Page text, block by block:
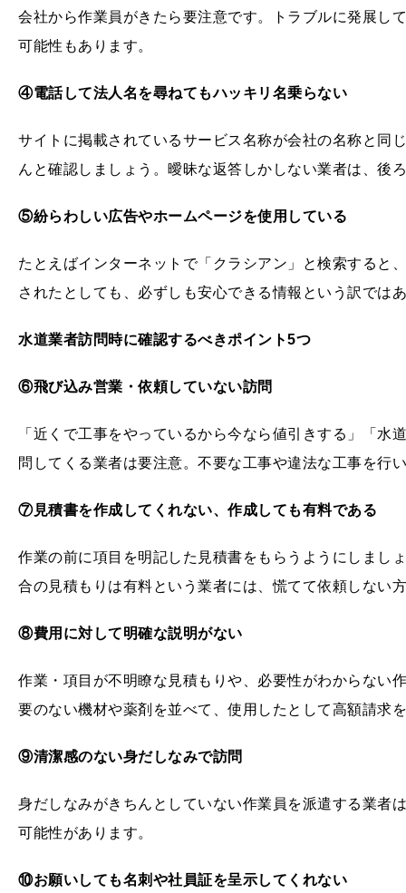
会社から作業員がきたら要注意です。トラブルに発展し
可能性もあります。
④電話して法人名を尋ねてもハッキリ名乗らない
サイトに掲載されているサービス名称が会社の名称と同
んと確認しましょう。曖昧な返答しかしない業者は、後
⑤紛らわしい広告やホームページを使用している
たとえばインターネットで「クラシアン」と検索すると
されたとしても、必ずしも安心できる情報という訳では
水道業者訪問時に確認するべきポイント5つ
⑥飛び込み営業・依頼していない訪問
「近くで工事をやっているから今なら値引きする」「
問してくる業者は要注意。不要な工事や違法な工事を行
⑦見積書を作成してくれない、作成しても有料である
作業の前に項目を明記した見積書をもらうようにしまし
合の見積もりは有料という業者には、慌てて依頼しない
⑧費用に対して明確な説明がない
作業・項目が不明瞭な見積もりや、必要性がわからない
要のない機材や薬剤を並べて、使用したとして高額請求
⑨清潔感のない身だしなみで訪問
身だしなみがきちんとしていない作業員を派遣する業者
可能性があります。
⑩お願いしても名刺や社員証を呈示してくれない